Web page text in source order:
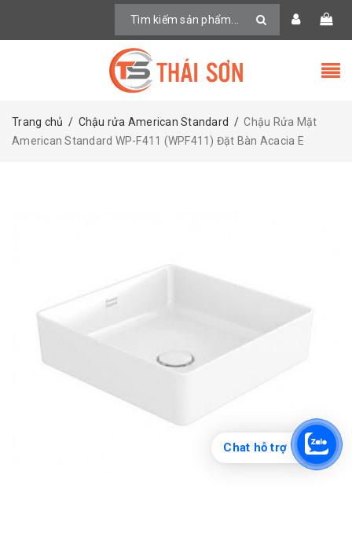
Trang chủ / Chậu rửa American Standard / Chậu Rửa Mặt
American Standard WP-F411 (WPF411) Đặt Bàn Acacia E
Chat hỗ trợ